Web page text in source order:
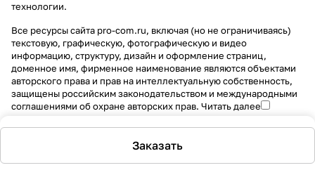
Заказать
технологии.
Все ресурсы сайта pro-com.ru, включая (но не ограничиваясь)
текстовую, графическую, фотографическую и видео
информацию, структуру, дизайн и оформление страниц,
доменное имя, фирменное наименование являются объектами
авторского права и прав на интеллектуальную собственность,
защищены российским законодательством и международными
соглашениями об охране авторских прав. Читать далее